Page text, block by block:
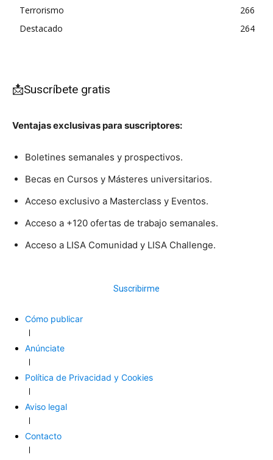
Terrorismo
266
Destacado
264
📩Suscríbete gratis
Ventajas exclusivas para suscriptores:
Boletines semanales y prospectivos.
Becas en Cursos y Másteres universitarios.
Acceso exclusivo a Masterclass y Eventos.
Acceso a +120 ofertas de trabajo semanales.
Acceso a LISA Comunidad y LISA Challenge.
Suscribirme
Cómo publicar
Anúnciate
Política de Privacidad y Cookies
Aviso legal
Contacto